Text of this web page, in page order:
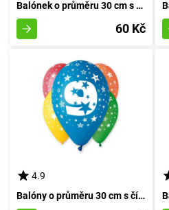
Balónek o průměru 30 cm s číslicí pět - sada pěti kusů
60 Kč
4.9
Balóny o průměru 30 cm s číslicí devět - balení pěti kusů